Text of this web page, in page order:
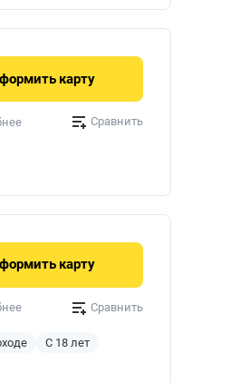
карту
Сравнить
С 18 лет
карту
Сравнить